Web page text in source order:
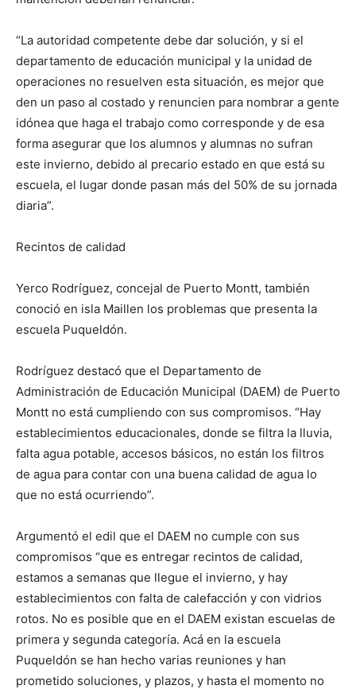
“La autoridad competente debe dar solución, y si el
departamento de educación municipal y la unidad de
operaciones no resuelven esta situación, es mejor que
den un paso al costado y renuncien para nombrar a gente
idónea que haga el trabajo como corresponde y de esa
forma asegurar que los alumnos y alumnas no sufran
este invierno, debido al precario estado en que está su
escuela, el lugar donde pasan más del 50% de su jornada
diaria”.
Recintos de calidad
Yerco Rodríguez, concejal de Puerto Montt, también
conoció en isla Maillen los problemas que presenta la
escuela Puqueldón.
Rodríguez destacó que el Departamento de
Administración de Educación Municipal (DAEM) de Puerto
Montt no está cumpliendo con sus compromisos. “Hay
establecimientos educacionales, donde se filtra la lluvia,
falta agua potable, accesos básicos, no están los filtros
de agua para contar con una buena calidad de agua lo
que no está ocurriendo”.
Argumentó el edil que el DAEM no cumple con sus
compromisos “que es entregar recintos de calidad,
estamos a semanas que llegue el invierno, y hay
establecimientos con falta de calefacción y con vidrios
rotos. No es posible que en el DAEM existan escuelas de
primera y segunda categoría. Acá en la escuela
Puqueldón se han hecho varias reuniones y han
prometido soluciones, y plazos, y hasta el momento no